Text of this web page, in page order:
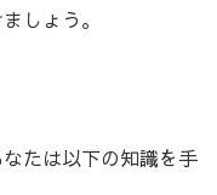
しょう。
たは以下の知識を手